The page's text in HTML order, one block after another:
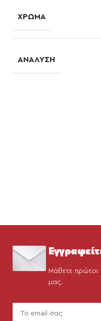
ΧΡΏΜΑ
ΑΝΆΛΥΣΗ
Μάθετε πρώτοι
μας.